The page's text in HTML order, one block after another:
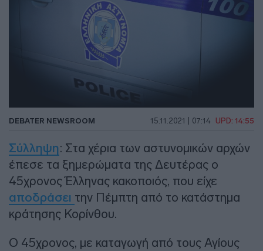
DEBATER NEWSROOM 15.11.2021 | 07:14 UPD: 14:55
Σύλληψη: Στα χέρια των αστυνομικών αρχών
έπεσε τα ξημερώματα της Δευτέρας ο
45χρονος Έλληνας κακοποιός, που είχε
αποδράσει την Πέμπτη από το κατάστημα
κράτησης Κορίνθου.
Ο 45χρονος, με καταγωγή από τους Αγίους